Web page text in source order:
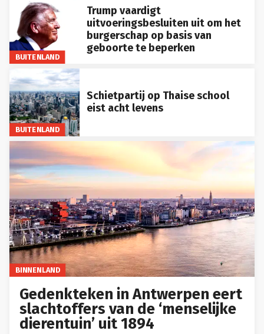
BUITENLAND
Trump vaardigt
uitvoeringsbesluiten uit om het
burgerschap op basis van
geboorte te beperken
BUITENLAND
Schietpartij op Thaise school
eist acht levens
BINNENLAND
Gedenkteken in Antwerpen eert
slachtoffers van de ‘menselijke
dierentuin’ uit 1894